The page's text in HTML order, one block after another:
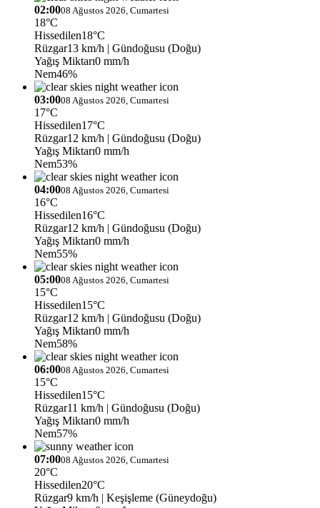
02:0008 Ağustos 2026, Cumartesi
18°C
Hissedilen18°C
Rüzgar13 km/h | Gündoğusu (Doğu)
Yağış Miktarı0 mm/h
Nem46%
03:0008 Ağustos 2026, Cumartesi
17°C
Hissedilen17°C
Rüzgar12 km/h | Gündoğusu (Doğu)
Yağış Miktarı0 mm/h
Nem53%
04:0008 Ağustos 2026, Cumartesi
16°C
Hissedilen16°C
Rüzgar12 km/h | Gündoğusu (Doğu)
Yağış Miktarı0 mm/h
Nem55%
05:0008 Ağustos 2026, Cumartesi
15°C
Hissedilen15°C
Rüzgar12 km/h | Gündoğusu (Doğu)
Yağış Miktarı0 mm/h
Nem58%
06:0008 Ağustos 2026, Cumartesi
15°C
Hissedilen15°C
Rüzgar11 km/h | Gündoğusu (Doğu)
Yağış Miktarı0 mm/h
Nem57%
07:0008 Ağustos 2026, Cumartesi
20°C
Hissedilen20°C
Rüzgar9 km/h | Keşişleme (Güneydoğu)